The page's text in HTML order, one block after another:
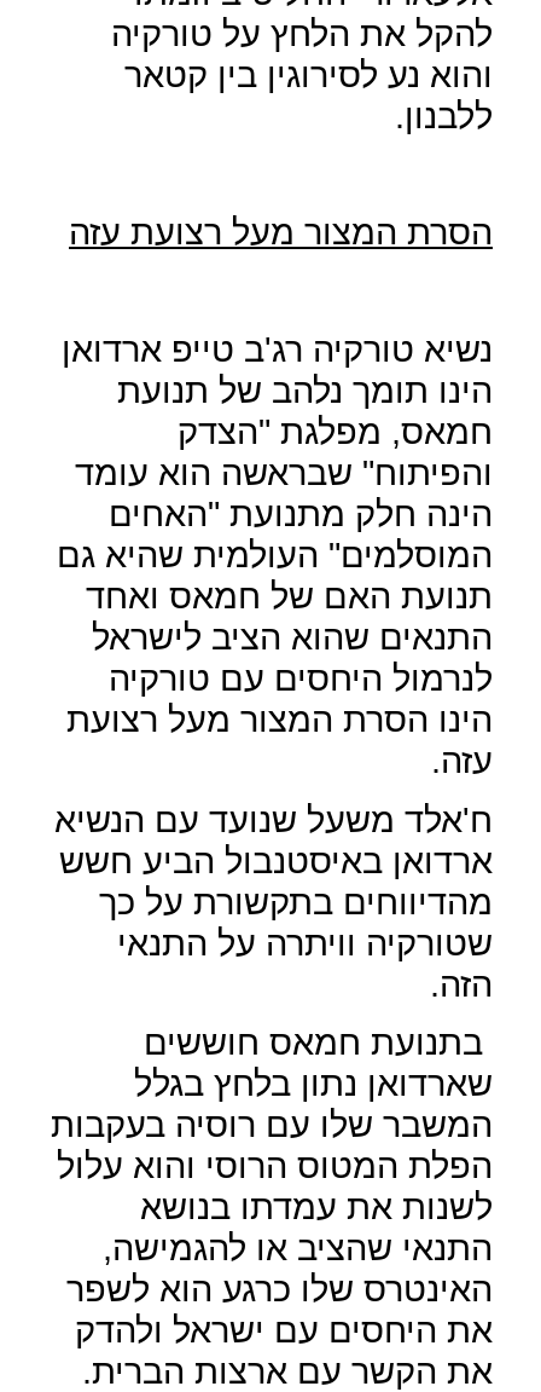
להקל את הלחץ על טורקיה
והוא נע לסירוגין בין קטאר
ללבנון.
הסרת המצור מעל רצועת עזה
נשיא טורקיה רג'ב טייפ ארדואן
הינו תומך נלהב של תנועת
חמאס, מפלגת "הצדק
והפיתוח" שבראשה הוא עומד
הינה חלק מתנועת "האחים
המוסלמים" העולמית שהיא גם
תנועת האם של חמאס ואחד
התנאים שהוא הציב לישראל
לנרמול היחסים עם טורקיה
הינו הסרת המצור מעל רצועת
עזה.
ח'אלד משעל שנועד עם הנשיא
ארדואן באיסטנבול הביע חשש
מהדיווחים בתקשורת על כך
שטורקיה וויתרה על התנאי
הזה.
בתנועת חמאס חוששים
שארדואן נתון בלחץ בגלל
המשבר שלו עם רוסיה בעקבות
הפלת המטוס הרוסי והוא עלול
לשנות את עמדתו בנושא
התנאי שהציב או להגמישה,
האינטרס שלו כרגע הוא לשפר
את היחסים עם ישראל ולהדק
את הקשר עם ארצות הברית.